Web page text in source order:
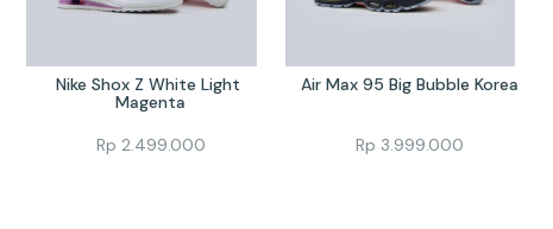
Nike Shox Z White Light
Magenta
Rp 2.499.000
Air Max 95 Big Bubble Korea
Rp 3.999.000